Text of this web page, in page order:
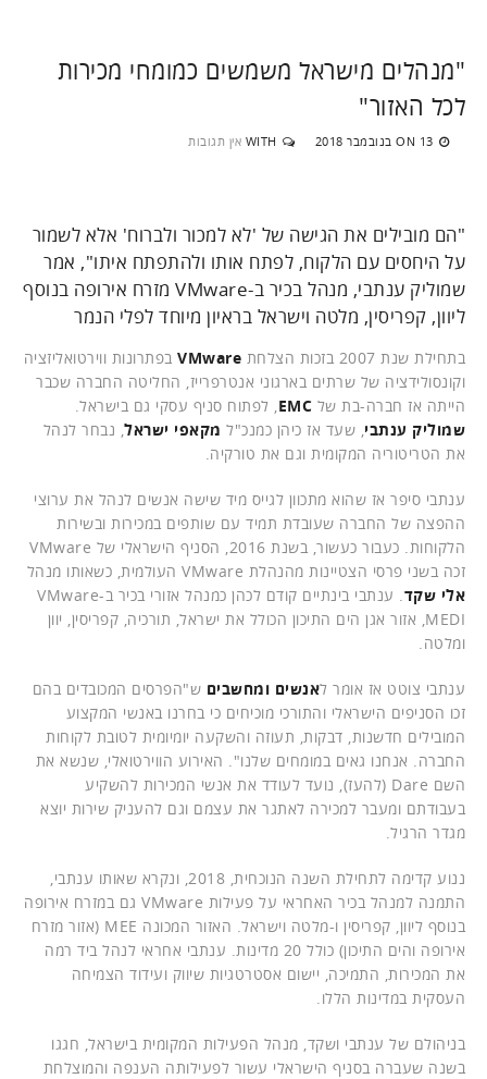
"מנהלים מישראל משמשים כמומחי מכירות
לכל האזור"
ON 13 בנובמבר 2018 WITH אין תגובות
"הם מובילים את הגישה של 'לא למכור ולברוח' אלא לשמור
על היחסים עם הלקוח, לפתח אותו ולהתפתח איתו", אמר
שמוליק ענתבי, מנהל בכיר ב-VMware מזרח אירופה בנוסף
ליוון, קפריסין, מלטה וישראל בראיון מיוחד לפלי הנמר
בתחילת שנת 2007 בזכות הצלחת VMware בפתרונות ווירטואליזציה
וקונסולידציה של שרתים בארגוני אנטרפרייז, החליטה החברה שכבר
הייתה אז חברה-בת של EMC , לפתוח סניף עסקי גם בישראל.
שמוליק ענתבי , שעד אז כיהן כמנכ"ל מקאפי ישראל , נבחר לנהל
את הטריטוריה המקומית וגם את טורקיה.
ענתבי סיפר אז שהוא מתכוון לגייס מיד שישה אנשים לנהל את ערוצי
ההפצה של החברה שעובדת תמיד עם שותפים במכירות ובשירות
הלקוחות. כעבור כעשור, בשנת 2016, הסניף הישראלי של VMware
זכה בשני פרסי הצטיינות מהנהלת VMware העולמית, כשאותו מנהל
אלי שקד
. ענתבי בינתיים קודם לכהן כמנהל אזורי בכיר ב-VMware
MEDI, אזור אגן הים התיכון הכולל את ישראל, תורכיה, קפריסין, יוון
ומלטה.
ענתבי צוטט אז אומר לאנשים ומחשבים ש"הפרסים המכובדים בהם
זכו הסניפים הישראלי והתורכי מוכיחים כי בחרנו באנשי המקצוע
המובילים חדשנות, דבקות, תעוזה והשקעה יומיומית לטובת לקוחות
החברה. אנחנו גאים במומחים שלנו". האירוע הווירטואלי, שנשא את
השם Dare (להעז), נועד לעודד את אנשי המכירות להשקיע
בעבודתם ומעבר למכירה לאתגר את עצמם וגם להעניק שירות יוצא
מגדר הרגיל.
ננוע קדימה לתחילת השנה הנוכחית, 2018, ונקרא שאותו ענתבי,
התמנה למנהל בכיר האחראי על פעילות VMware גם במזרח אירופה
בנוסף ליוון, קפריסין ו-מלטה וישראל. האזור המכונה MEE (אזור מזרח
אירופה והים התיכון) כולל 20 מדינות. ענתבי אחראי לנהל ביד רמה
את המכירות, התמיכה, יישום אסטרטגיות שיווק ועידוד הצמיחה
העסקית במדינות הללו.
בניהולם של ענתבי ושקד, מנהל הפעילות המקומית בישראל, חגגו
בשנה שעברה בסניף הישראלי עשור לפעילותה הענפה והמוצלחת